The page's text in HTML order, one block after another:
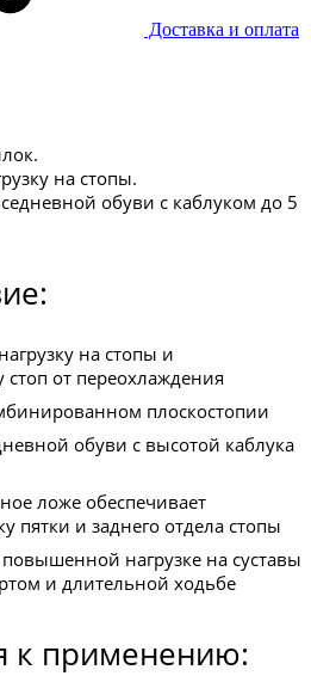
Доставка и оплатa
на стопы.
обуви с каблуком до 5
на стопы и
от переохлаждения
плоскостопии
обуви с высотой каблука
ложе обеспечивает
пятки и заднего отдела стопы
нагрузке на суставы
и длительной ходьбе
к применению: